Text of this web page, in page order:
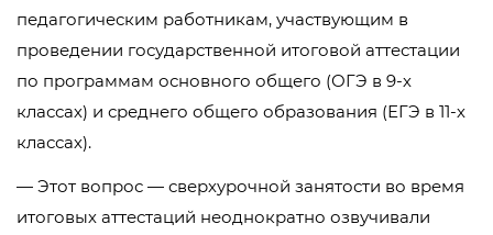
педагогическим работникам, участвующим в
проведении государственной итоговой аттестации
по программам основного общего (ОГЭ в 9-х
классах) и среднего общего образования (ЕГЭ в 11-х
классах).
— Этот вопрос — сверхурочной занятости во время
итоговых аттестаций неоднократно озвучивали